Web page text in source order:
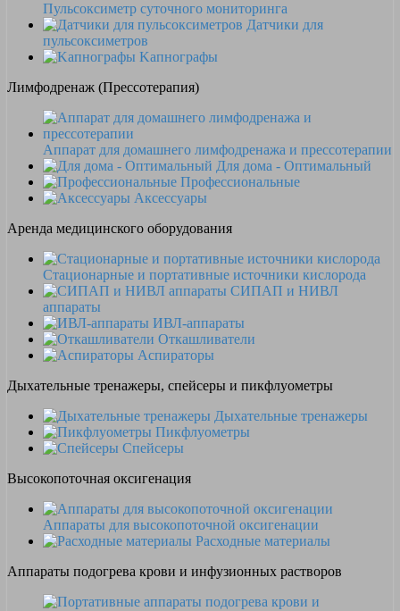
Пульсоксиметр суточного мониторинга
Датчики для
пульсоксиметров
Kапнографы
Лимфодренаж (Прессотерапия)
Аппарат для домашнего лимфодренажа и прессотерапии
Для дома - Оптимальный
Профессиональные
Аксессуары
Аренда медицинского оборудования
Стационарные и портативные источники кислорода
СИПАП и НИВЛ
аппараты
ИВЛ-аппараты
Откашливатели
Аспираторы
Дыхательные тренажеры, спейсеры и пикфлуометры
Дыхательные тренажеры
Пикфлуометры
Спейсеры
Высокопоточная оксигенация
Аппараты для высокопоточной оксигенации
Расходные материалы
Аппараты подогрева крови и инфузионных растворов